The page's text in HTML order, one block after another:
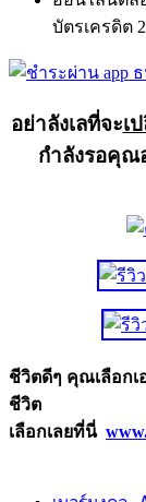
บัตรเครดิต
อย่าลังเลที่จะเ
กำลังรอคุณ
ชีวิตดีๆ คุณเลือกเ
ชีวิต
เลือกเลยที่นี่